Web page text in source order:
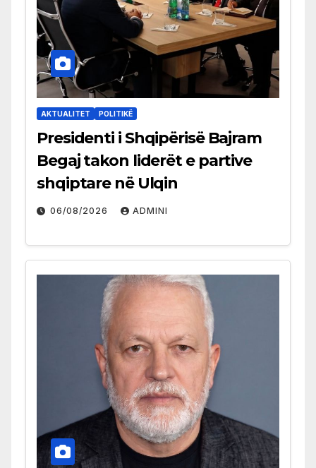
AKTUALITET POLITIKË
Presidenti i Shqipërisë Bajram
Begaj takon liderët e partive
shqiptare në Ulqin
06/08/2026 ADMINI